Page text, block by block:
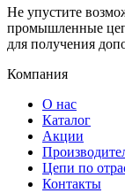
Не упустите
промышленные
для получения
Компания
О нас
Каталог
Акции
Цепи по
Контакты